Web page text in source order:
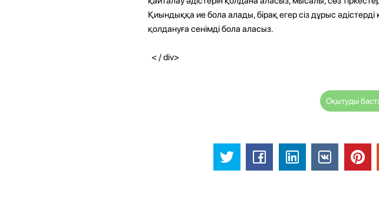
Қиындыққа ие бола алады, бірақ егер сіз дұрыс
қолдануға сенімді бола аласыз.
< / div>
Оқытуды